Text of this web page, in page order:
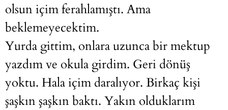
olsun içim ferahlamıştı. Ama
beklemeyecektim.
Yurda gittim, onlara uzunca bir mektup
yazdım ve okula girdim. Geri dönüş
yoktu. Hala içim daralıyor. Birkaç kişi
şaşkın şaşkın baktı. Yakın olduklarım